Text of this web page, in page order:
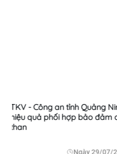
nâng cao
toàn khai thác
Sức mạnh